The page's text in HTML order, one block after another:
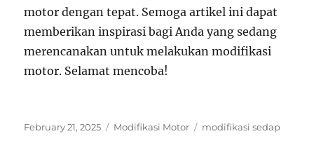
motor dengan tepat. Semoga artikel ini dapat
memberikan inspirasi bagi Anda yang sedang
merencanakan untuk melakukan modifikasi
motor. Selamat mencoba!
Posted
February 21, 2025 Categories
Modifikasi Motor Tags
modifikasi sedap